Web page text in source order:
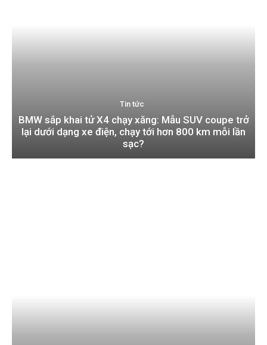
Tin tức
BMW sắp khai tử X4 chạy xăng: Mẫu SUV coupe trở
lại dưới dạng xe điện, chạy tới hơn 800 km mỗi lần
sạc?